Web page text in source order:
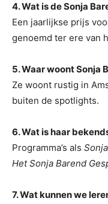
4. Wat is de Sonja
Een jaarlijkse prijs
genoemd ter ere van
5. Waar woont Sonja
Ze woont rustig in
buiten de spotlights.
6. Wat is haar
Programma’s als
Het Sonja Barend
7. Wat kunnen we